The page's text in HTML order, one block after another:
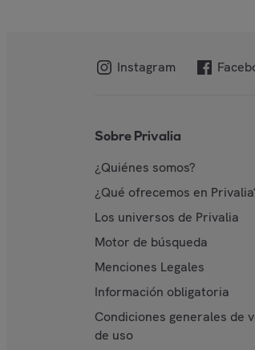
Instagram
Sobre Privalia
¿Quiénes somos?
¿Qué ofrecemos en
Los universos de Privalia
Motor de búsqueda
Menciones Legales
Información obligatoria
Condiciones generales de
de uso